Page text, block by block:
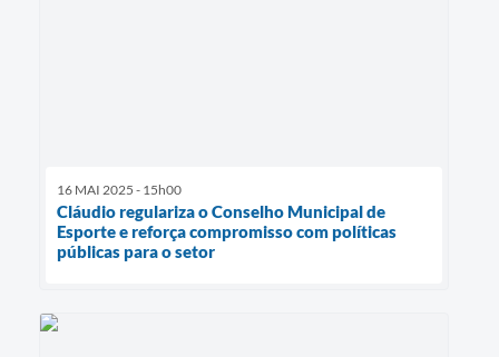
16 MAI 2025 - 15h00
Cláudio regulariza o Conselho Municipal de
Esporte e reforça compromisso com políticas
públicas para o setor